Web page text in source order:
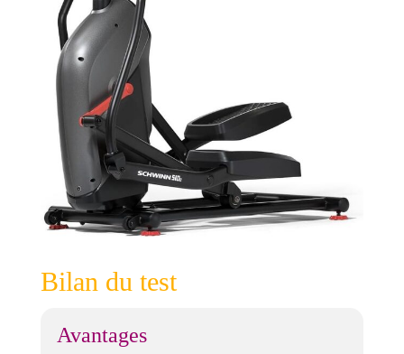
Bilan du test
Avantages